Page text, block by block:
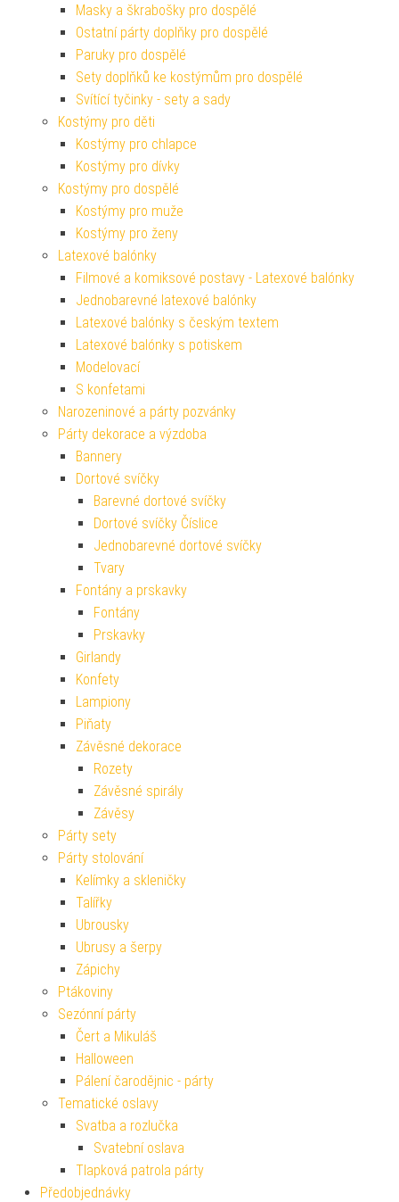
Masky a škrabošky pro dospělé
Ostatní párty doplňky pro dospělé
Paruky pro dospělé
Sety doplňků ke kostýmům pro dospělé
Svítící tyčinky - sety a sady
Kostýmy pro děti
Kostýmy pro chlapce
Kostýmy pro dívky
Kostýmy pro dospělé
Kostýmy pro muže
Kostýmy pro ženy
Latexové balónky
Filmové a komiksové postavy - Latexové balónky
Jednobarevné latexové balónky
Latexové balónky s českým textem
Latexové balónky s potiskem
Modelovací
S konfetami
Narozeninové a párty pozvánky
Párty dekorace a výzdoba
Bannery
Dortové svíčky
Barevné dortové svíčky
Dortové svíčky Číslice
Jednobarevné dortové svíčky
Tvary
Fontány a prskavky
Fontány
Prskavky
Girlandy
Konfety
Lampiony
Piňaty
Závěsné dekorace
Rozety
Závěsné spirály
Závěsy
Párty sety
Párty stolování
Kelímky a skleničky
Talířky
Ubrousky
Ubrusy a šerpy
Zápichy
Ptákoviny
Sezónní párty
Čert a Mikuláš
Halloween
Pálení čarodějnic - párty
Tematické oslavy
Svatba a rozlučka
Svatební oslava
Tlapková patrola párty
Předobjednávky